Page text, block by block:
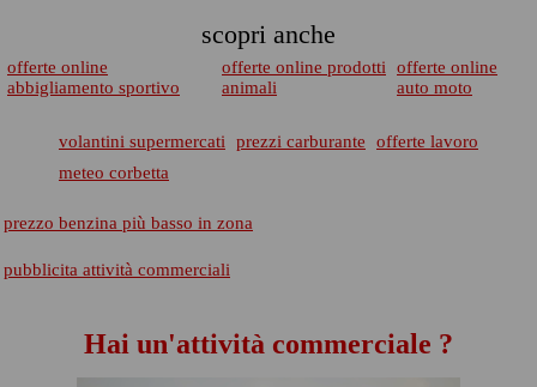
scopri anche
offerte online
abbigliamento sportivo
offerte online prodotti
animali
offerte online
auto moto
volantini supermercati prezzi carburante
offerte lavoro
meteo corbetta
prezzo benzina più basso in zona
pubblicita attività commerciali
Hai un'attività commerciale ?